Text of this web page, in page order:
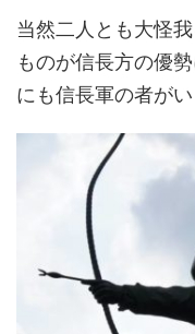
当然二人とも大怪
ものが信長方の優
にも信長軍の者が